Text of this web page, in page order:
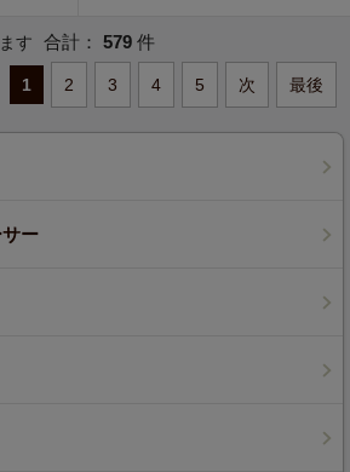
す 合計： 579 件
1 2 3 4 5 次 最後
ー